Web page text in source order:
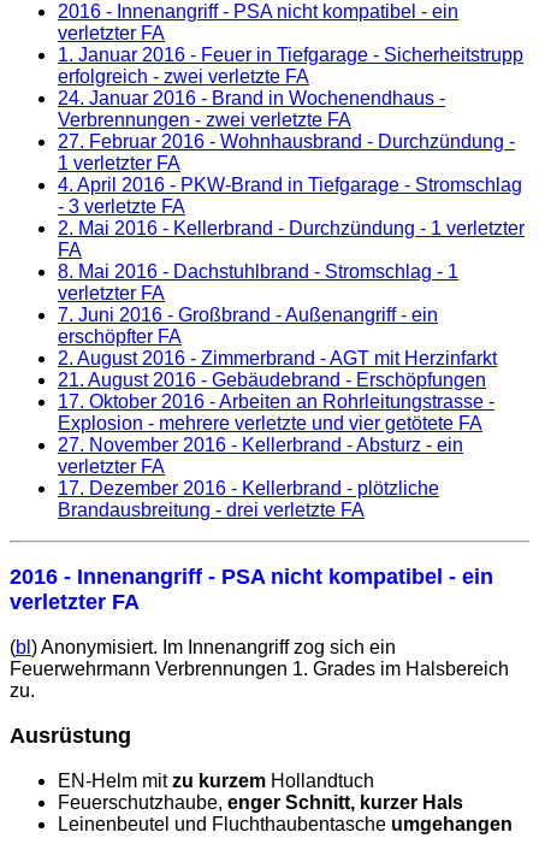
2016 - Innenangriff - PSA nicht kompatibel - ein
verletzter FA
1. Januar 2016 - Feuer in Tiefgarage - Sicherheitstrupp
erfolgreich - zwei verletzte FA
24. Januar 2016 - Brand in Wochenendhaus -
Verbrennungen - zwei verletzte FA
27. Februar 2016 - Wohnhausbrand - Durchzündung -
1 verletzter FA
4. April 2016 - PKW-Brand in Tiefgarage - Stromschlag
- 3 verletzte FA
2. Mai 2016 - Kellerbrand - Durchzündung - 1 verletzter
FA
8. Mai 2016 - Dachstuhlbrand - Stromschlag - 1
verletzter FA
7. Juni 2016 - Großbrand - Außenangriff - ein
erschöpfter FA
2. August 2016 - Zimmerbrand - AGT mit Herzinfarkt
21. August 2016 - Gebäudebrand - Erschöpfungen
17. Oktober 2016 - Arbeiten an Rohrleitungstrasse -
Explosion - mehrere verletzte und vier getötete FA
27. November 2016 - Kellerbrand - Absturz - ein
verletzter FA
17. Dezember 2016 - Kellerbrand - plötzliche
Brandausbreitung - drei verletzte FA
2016 - Innenangriff - PSA nicht kompatibel - ein
verletzter FA
(bl ) Anonymisiert. Im Innenangriff zog sich ein
Feuerwehrmann Verbrennungen 1. Grades im Halsbereich
zu.
Ausrüstung
EN-Helm mitzu kurzem Hollandtuch
Feuerschutzhaube, enger Schnitt, kurzer Hals
Leinenbeutel und Fluchthaubentasche umgehangen